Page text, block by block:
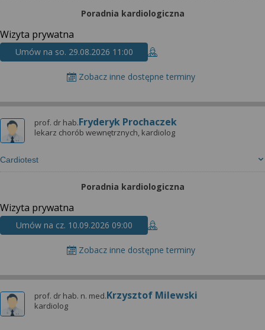
Poradnia kardiologiczna
Wizyta prywatna
Umów na so. 29.08.2026 11:00
Zobacz inne dostępne terminy
prof. dr hab.Fryderyk Prochaczek
lekarz chorób wewnętrznych, kardiolog
Cardiotest
Poradnia kardiologiczna
Wizyta prywatna
Umów na cz. 10.09.2026 09:00
Zobacz inne dostępne terminy
prof. dr hab. n. med.Krzysztof Milewski
kardiolog